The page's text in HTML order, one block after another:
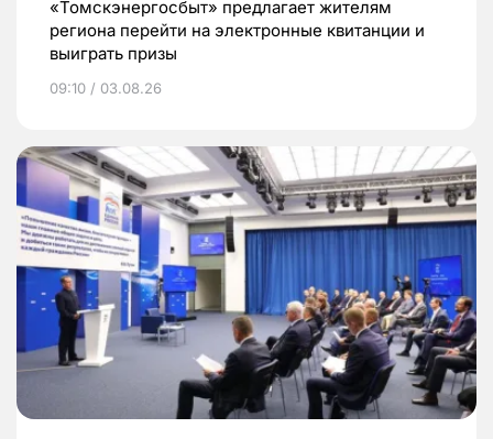
«Томскэнергосбыт» предлагает жителям
региона перейти на электронные квитанции и
выиграть призы
09:10 / 03.08.26